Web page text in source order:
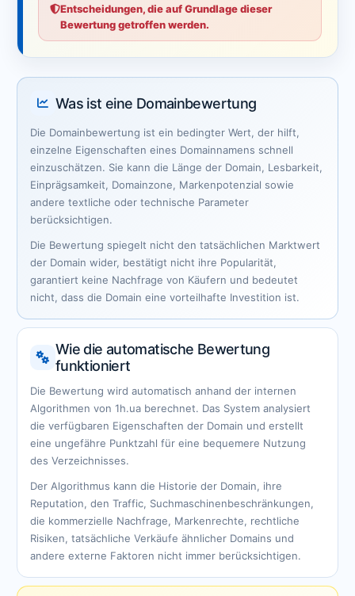
Entscheidungen, die auf Grundlage dieser
Bewertung getroffen werden.
Was ist eine Domainbewertung
Die Domainbewertung ist ein bedingter Wert, der hilft,
einzelne Eigenschaften eines Domainnamens schnell
einzuschätzen. Sie kann die Länge der Domain, Lesbarkeit,
Einprägsamkeit, Domainzone, Markenpotenzial sowie
andere textliche oder technische Parameter
berücksichtigen.
Die Bewertung spiegelt nicht den tatsächlichen Marktwert
der Domain wider, bestätigt nicht ihre Popularität,
garantiert keine Nachfrage von Käufern und bedeutet
nicht, dass die Domain eine vorteilhafte Investition ist.
Wie die automatische Bewertung
funktioniert
Die Bewertung wird automatisch anhand der internen
Algorithmen von 1h.ua berechnet. Das System analysiert
die verfügbaren Eigenschaften der Domain und erstellt
eine ungefähre Punktzahl für eine bequemere Nutzung
des Verzeichnisses.
Der Algorithmus kann die Historie der Domain, ihre
Reputation, den Traffic, Suchmaschinenbeschränkungen,
die kommerzielle Nachfrage, Markenrechte, rechtliche
Risiken, tatsächliche Verkäufe ähnlicher Domains und
andere externe Faktoren nicht immer berücksichtigen.